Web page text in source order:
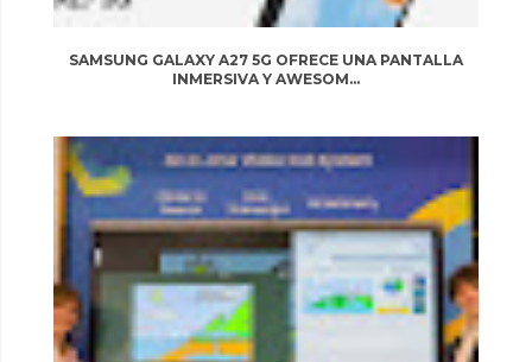
SAMSUNG GALAXY A27 5G OFRECE UNA PANTALLA
INMERSIVA Y AWESOM...